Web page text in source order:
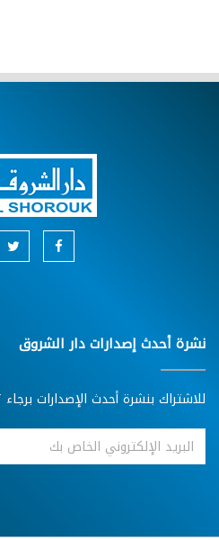
نشرة أحدث إصدارات دار الشروق
للاشتراك بنشرة أحدث الإصدارات